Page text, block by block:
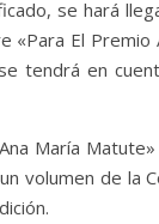
se hará
«Para El
tendrá en
María
volumen de la